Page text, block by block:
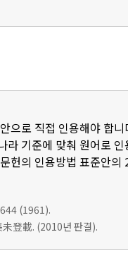
으로 직접 인용해야 합니
라 기준에 맞춰 원어로
헌의 인용방법 표준안
(1961).
登載. (2010년 판결).